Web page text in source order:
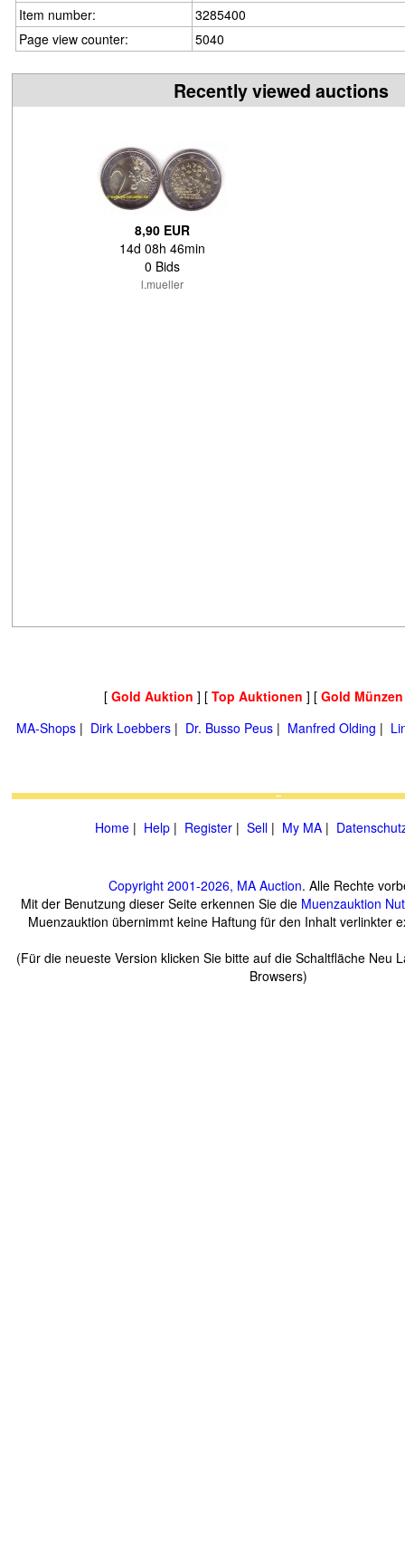
Item number:
3285400
Page view counter:
5040
Recently viewed auctions
8,90 EUR
14d 08h 46min
0 Bids
l.mueller
[ Gold Auktion ] [ Top Auktionen ] [ Gold
MA-Shops | Dirk Loebbers | Dr. Busso Peus | Manfred Olding |
Home | Help | Register | Sell | My MA |
Copyright 2001-2026, MA Auction. Alle Rechte
Mit der Benutzung dieser Seite erkennen Sie die Muenzauktion
Muenzauktion übernimmt keine Haftung für den Inhalt verlinkter
(Für die neueste Version klicken Sie bitte auf die Schaltfläche Neu
Browsers)